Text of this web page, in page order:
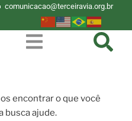
comunicacao@terceiravia.org.br
encontrar o que você
busca ajude.